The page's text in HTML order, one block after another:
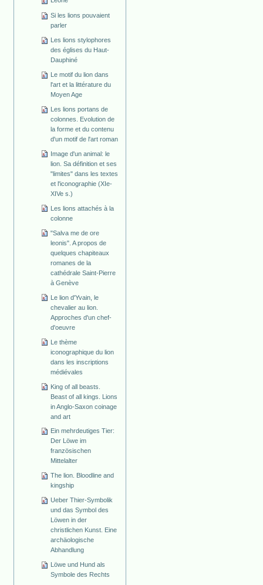
Si les lions pouvaient
parler
Les lions stylophores
des églises du Haut-
Dauphiné
Le motif du lion dans
l'art et la littérature du
Moyen Age
Les lions portans de
colonnes. Evolution de
la forme et du contenu
d'un motif de l'art roman
Image d'un animal: le
lion. Sa définition et ses
"limites" dans les textes
et l'iconographie (XIe-
XIVe s.)
Les lions attachés à la
colonne
"Salva me de ore
leonis". A propos de
quelques chapiteaux
romanes de la
cathédrale Saint-Pierre
à Genève
Le lion d'Yvain, le
chevalier au lion.
Approches d'un chef-
d'oeuvre
Le thème
iconographique du lion
dans les inscriptions
médiévales
King of all beasts.
Beast of all kings. Lions
in Anglo-Saxon coinage
and art
Ein mehrdeutiges Tier:
Der Löwe im
französischen
Mittelalter
The lion. Bloodline and
kingship
Ueber Thier-Symbolik
und das Symbol des
Löwen in der
christlichen Kunst. Eine
archäologische
Abhandlung
Löwe und Hund als
Symbole des Rechts